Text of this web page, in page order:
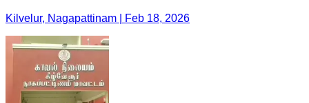
Kilvelur, Nagapattinam | Feb 18, 2026